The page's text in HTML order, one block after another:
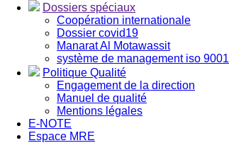
Dossiers spéciaux
Coopération internationale
Dossier covid19
Manarat Al Motawassit
système de management iso 9001
Politique Qualité
Engagement de la direction
Manuel de qualité
Mentions légales
E-NOTE
Espace MRE